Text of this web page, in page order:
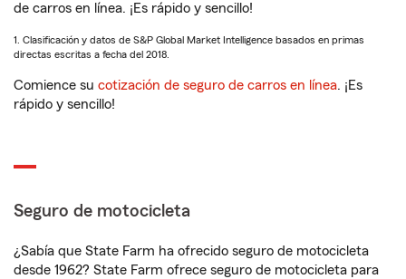
de carros en línea. ¡Es rápido y sencillo!
1. Clasificación y datos de S&P Global Market Intelligence basados en primas
directas escritas a fecha del 2018.
Comience su cotización de seguro de carros en línea. ¡Es
rápido y sencillo!
Seguro de motocicleta
¿Sabía que State Farm ha ofrecido seguro de motocicleta
desde 1962? State Farm ofrece seguro de motocicleta para